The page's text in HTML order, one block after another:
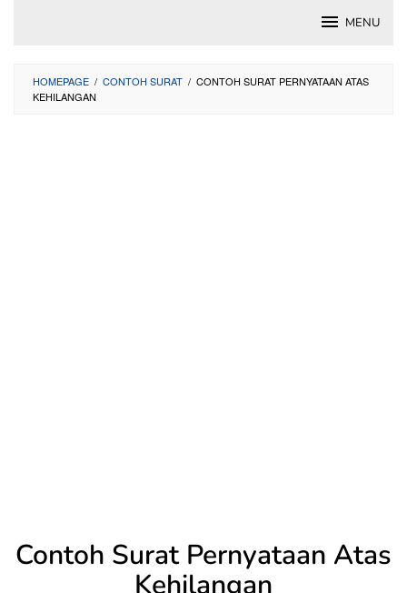
MENU
HOMEPAGE / CONTOH SURAT / CONTOH SURAT PERNYATAAN ATAS
KEHILANGAN
Contoh Surat Pernyataan Atas
Kehilangan